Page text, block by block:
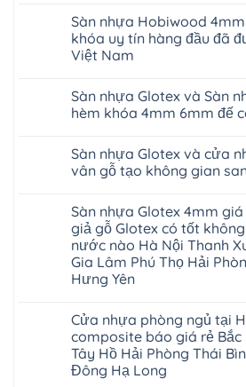
to
tại
Hà
Nội
Thanh
Trì
Bắc
Ninh
Tây
Hồ
Hưng
Bình
Dương
Huế
Cần
Thơ
Đà
Nẵng
Hoài
Đức
Ninh
Giang
Hải
Phòng
mikado
4mm
6mm
báo
giá
sàn
nhựa
bao
tại
tphcm
Bình
Nẵng
Khánh
Hòa
Hải
Phòng
Lâm
Đồng
Nghệ
An
Quảng
Ninh
Phú
Thọ
khóa
4mm
6mm
đế
có
hèm
khóa
chống
cong
vênh
Gia
Lâm
Thanh
Xuân
Hà
Nội
Hoài
Đức
Đan
Phượng
Hưng
Yên
Ninh
Bình
và
Sàn
nhựa
Charm
wood
hèm
khóa
có
rộng
lớn
nhiều
quan
tâm
bình
luận
ở
Giá
Hobiwood
4mm
6mm
su
Hà
Nội
Ninh
Nghệ
An
Bắc
Ninh
Tuyên
Quang
Thái
Sàn nhựa Hobiwood
khóa uy tín hàng đầu đã
Việt Nam
bình
luận
ở
Hobiwood
4mm
6mm
hèm
khóa
uy
tín
hàng
đầu
đã
định
tại
Việt
Nam
Sàn nhựa Glotex và Sàn
hèm khóa 4mm 6mm đế
bình
luận
ở
Glotex
Sàn
nhựa
Fukione
giả
gỗ
4mm
6mm
đế
cao
su
Hà
Sàn nhựa Glotex và cửa
vân gỗ tạo không gian
bình
luận
ở
Sàn
nhựa
Glotex
và
composite
giả
vân
gỗ
tạo
không
Sàn nhựa Glotex 4mm
giả gỗ Glotex có tốt
nước nào Hà Nội Thanh
Gia Lâm Phú Thọ Hải
Hưng Yên
bình
luận
ở
Sàn
nhựa
Glotex
Cửa nhựa phòng ngủ tại
composite báo giá rẻ Bắc
Tây Hồ Hải Phòng Thái
Đông Hạ Long